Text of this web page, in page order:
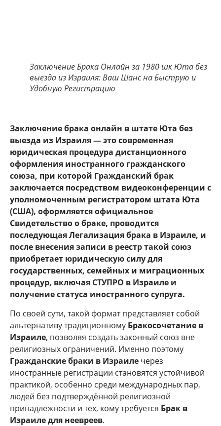
Заключение Брака Онлайн за 1980 шк Юта без
выезда из Израиля: Ваш Шанс на Быструю и
Удобную Регистрацию
Заключение брака онлайн в штате Юта без
выезда из Израиля — это современная
юридическая процедура дистанционного
оформления иностранного гражданского
союза, при которой Гражданский брак
заключается посредством видеоконференции с
уполномоченным регистратором штата Юта
(США), оформляется официальное
Свидетельство о браке, проводится
последующая Легализация брака в Израиле, и
после внесения записи в реестр такой союз
приобретает юридическую силу для
государственных, семейных и миграционных
процедур, включая СТУПРО в Израиле и
получение статуса иностранного супруга.
По своей сути, такой формат представляет собой
альтернативу традиционному Бракосочетание в
Израиле, позволяя создать законный союз вне
религиозных ограничений. Именно поэтому
Гражданские браки в Израиле через
иностранные регистрации становятся устойчивой
практикой, особенно среди международных пар,
людей без подтверждённой религиозной
принадлежности и тех, кому требуется Брак в
Израиле для неевреев.